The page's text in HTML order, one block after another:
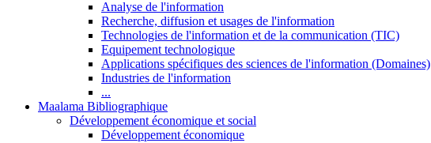
Analyse de l'information
Recherche, diffusion et usages de l'information
Technologies de l'information et de la communication (TIC)
Equipement technologique
Applications spécifiques des sciences de l'information (Domaines)
Industries de l'information
...
Maalama Bibliographique
Développement économique et social
Développement économique